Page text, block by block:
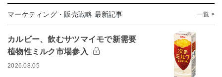
マーケティング・販売戦略 最新記事 一覧 >
カルビー、飲むサツマイモで新需要
植物性ミルク市場参入
2026.08.05